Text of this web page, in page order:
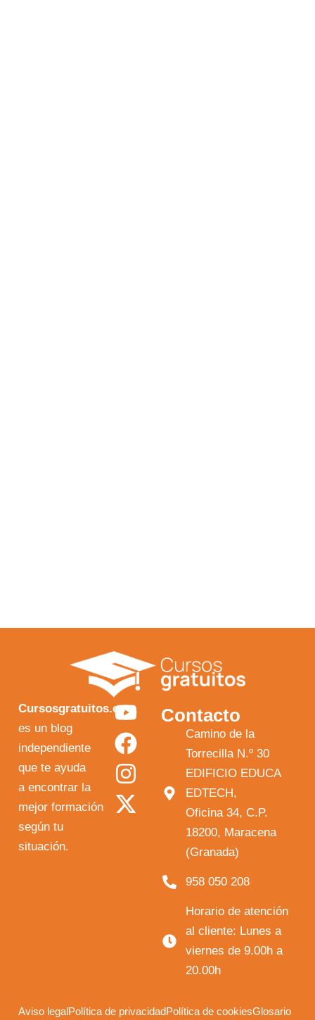
Cursosgratuitos.es
es un blog
independiente
que te ayuda
a encontrar la
mejor formación
según tu
situación.
Y
o
u
t
u
F
a
c
e
b
I
n
s
t
a
X
-
t
w
i
Contacto
Camino de la
Torrecilla N.º 30
EDIFICIO EDUCA
EDTECH,
Oficina 34, C.P.
18200, Maracena
(Granada)
958 050 208
Horario de atención
al cliente: Lunes a
viernes de 9.00h a
20.00h
Aviso legalPolítica de privacidadPolítica de cookiesGlosario